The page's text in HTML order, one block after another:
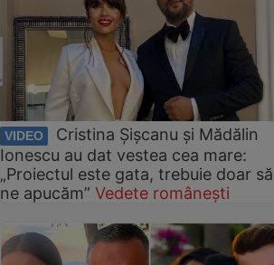
VIDEO
Cristina Șișcanu și Mădălin
Ionescu au dat vestea cea mare:
„Proiectul este gata, trebuie doar să
ne apucăm” Vedete românești